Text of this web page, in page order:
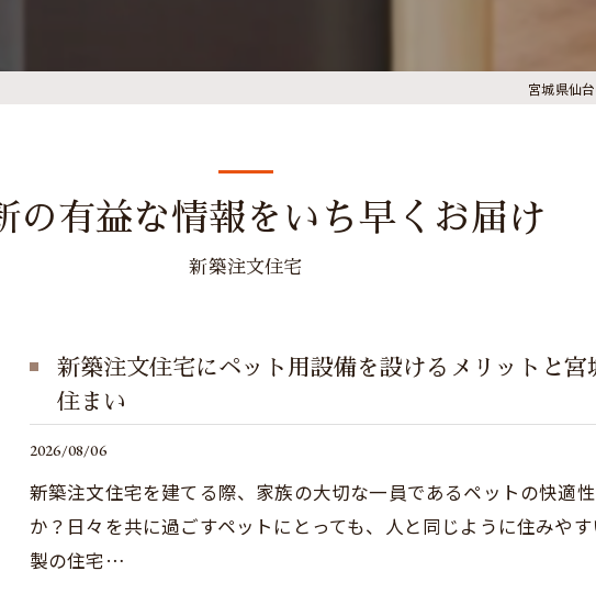
宮城県仙
の有益な情報をいち早くお届け
新築注文住宅
新築注文住宅にペット用設備を設けるメリットと
住まい
2026/08/06
新築注文住宅を建てる際、家族の大切な一員であるペットの快適
か？日々を共に過ごすペットにとっても、人と同じように住みや
製の住宅…